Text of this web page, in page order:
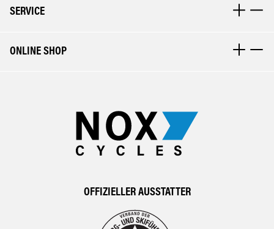
SERVICE
ONLINE SHOP
OFFIZIELLER AUSSTATTER